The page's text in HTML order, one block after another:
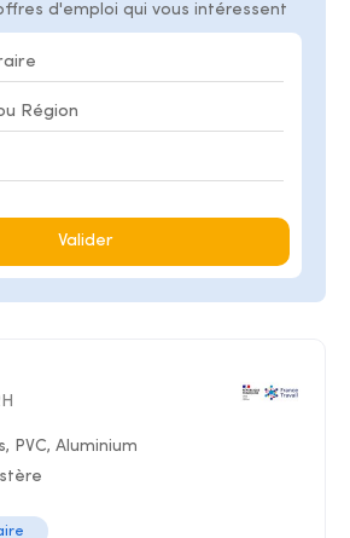
d'emploi qui vous intéressent
Valider
PVC, Aluminium